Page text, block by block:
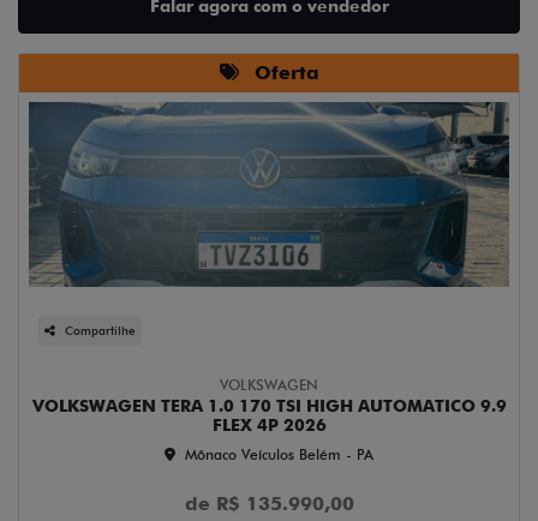
Falar agora com o vendedor
Oferta
Compartilhe
VOLKSWAGEN
VOLKSWAGEN TERA 1.0 170 TSI HIGH AUTOMATICO 9.9
FLEX 4P 2026
Mônaco Veículos Belém - PA
de R$ 135.990,00